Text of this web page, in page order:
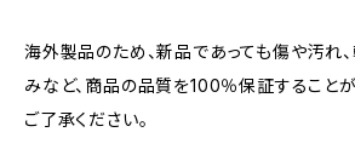
海外製品のため、新品であっても傷や汚れ
みなど、商品の品質を100％保証すること
ご了承ください。